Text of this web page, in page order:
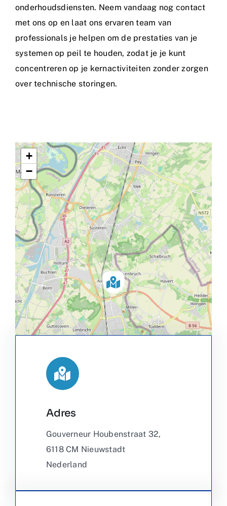
onderhoudsdiensten. Neem vandaag nog contact
met ons op en laat ons ervaren team van
professionals je helpen om de prestaties van je
systemen op peil te houden, zodat je je kunt
concentreren op je kernactiviteiten zonder zorgen
over technische storingen.
+
−
Adres
Gouverneur Houbenstraat 32,
6118 CM Nieuwstadt
Nederland